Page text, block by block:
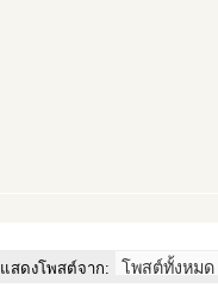
แสดงโพสต์จาก: